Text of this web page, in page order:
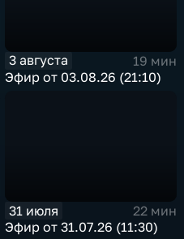
3 августа
19 мин
Эфир от 03.08.26 (21:10)
31 июля
22 мин
Эфир от 31.07.26 (11:30)